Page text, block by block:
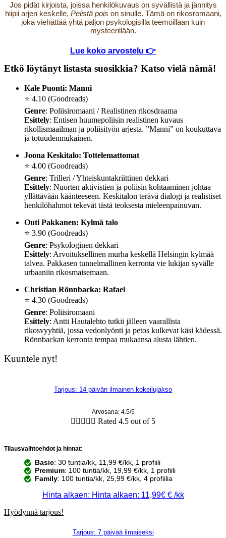
Jos pidät kirjoista, joissa henkilökuvaus on syvällistä ja jännitys
hiipii arjen keskelle, Pelistä pois on sinulle. Tämä on rikosromaani,
joka viehättää yhtä paljon psykologisilla teemoillaan kuin
mysteerillään.
Lue koko arvostelu 👉
Etkö löytänyt listasta suosikkia? Katso vielä nämä!
Kale Puonti: Manni
⭐️ 4.10 (Goodreads)
Genre: Poliisiromaani / Realistinen rikosdraama
Esittely: Entisen huumepoliisin realistinen kuvaus
rikollismaailman ja poliisityön arjesta. ”Manni” on koukuttava
ja totuudenmukainen.
Joona Keskitalo: Tottelemattomat
⭐️ 4.00 (Goodreads)
Genre: Trilleri / Yhteiskuntakriittinen dekkari
Esittely: Nuorten aktivistien ja poliisin kohtaaminen johtaa
yllättävään käänteeseen. Keskitalon terävä dialogi ja realistiset
henkilöhahmot tekevät tästä teoksesta mieleenpainuvan.
Outi Pakkanen: Kylmä talo
⭐️ 3.90 (Goodreads)
Genre: Psykologinen dekkari
Esittely: Arvoituksellinen murha keskellä Helsingin kylmää
talvea. Pakkasen tunnelmallinen kerronta vie lukijan syvälle
urbaaniin rikosmaisemaan.
Christian Rönnbacka: Rafael
⭐️ 4.30 (Goodreads)
Genre: Poliisiromaani
Esittely: Antti Hautalehto tutkii jälleen vaarallista
rikosvyyhtiä, jossa vedonlyönti ja petos kulkevat käsi kädessä.
Rönnbackan kerronta tempaa mukaansa alusta lähtien.
Kuuntele nyt!
Tarjous: 14 päivän ilmainen kokeilujakso
Arvosana: 4.5/5
     Rated 4.5 out of 5
Tilausvaihtoehdot ja hinnat:
Basic: 30 tuntia/kk, 11,99 €/kk, 1 profiili
Premium: 100 tuntia/kk, 19,99 €/kk, 1 profiili
Family: 100 tuntia/kk, 25,99 €/kk, 4 profiilia
Hinta alkaen: Hinta alkaen: 11,99€ € /kk
Hyödynnä tarjous!
Tarjous: 7 päivää ilmaiseksi